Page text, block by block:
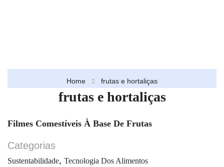
Home frutas e hortaliças
frutas e hortaliças
Filmes Comestíveis À Base De Frutas
Categorias
Sustentabilidade, Tecnologia Dos Alimentos